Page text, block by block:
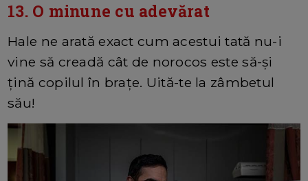
13. O minune cu adevărat
Hale ne arată exact cum acestui tată nu-i
vine să creadă cât de norocos este să-și
țină copilul în brațe. Uită-te la zâmbetul
său!